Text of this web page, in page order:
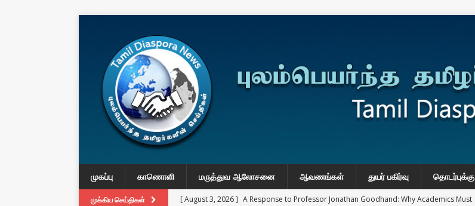
முகப்பு காணொளி மருத்துவ ஆலோசனை ஆவணங்கள் துயர் பகிர்வு தொடர்புக்கு
முக்கிய செய்திகள் [ August 3, 2026 ] A Response to Professor Jonathan Goodhand: Why Academics Must